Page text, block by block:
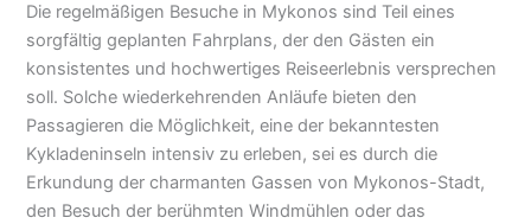
Die regelmäßigen Besuche in Mykonos sind Teil eines
sorgfältig geplanten Fahrplans, der den Gästen ein
konsistentes und hochwertiges Reiseerlebnis versprechen
soll. Solche wiederkehrenden Anläufe bieten den
Passagieren die Möglichkeit, eine der bekanntesten
Kykladeninseln intensiv zu erleben, sei es durch die
Erkundung der charmanten Gassen von Mykonos-Stadt,
den Besuch der berühmten Windmühlen oder das